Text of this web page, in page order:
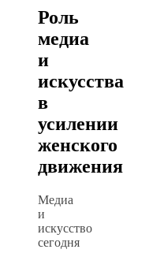
Роль
медиа
и
искусства
в
усилении
женского
движения
Медиа
и
искусство
сегодня